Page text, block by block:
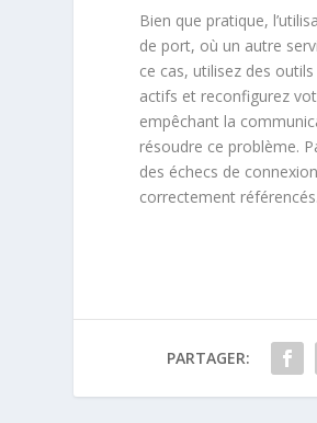
Bien que pratique,
de port, où un autre
ce cas, utilisez des
actifs et reconfigurez
empêchant la
résoudre ce problème.
des échecs de
correctement référencés.
PARTAGER: